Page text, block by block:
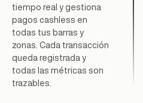
tiempo real y gestiona
pagos cashless en
todas tus barras y
zonas. Cada transacción
queda registrada y
todas las métricas son
trazables.